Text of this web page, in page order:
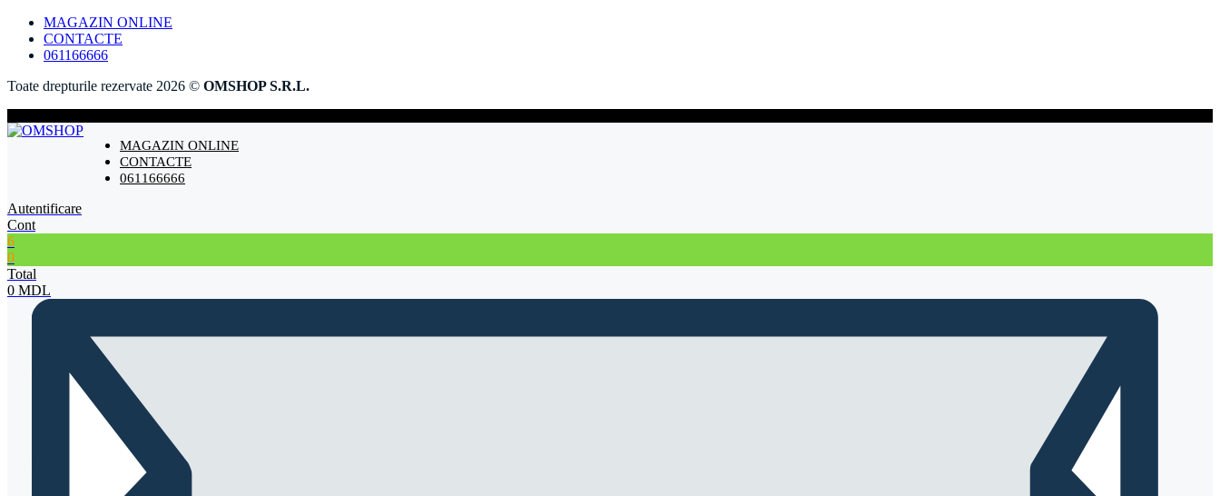
MAGAZIN ONLINE
CONTACTE
061166666
Toate drepturile rezervate 2026 © OMSHOP S.R.L.
MAGAZIN ONLINE
CONTACTE
061166666
Autentificare
Cont
6
0
Total
0 MDL